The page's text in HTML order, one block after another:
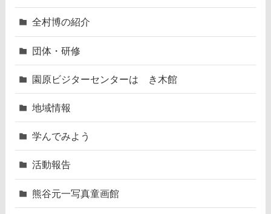
全村博の紹介
団体・研修
園原ビジターセンターはゝき木館
地域情報
学んでみよう
活動報告
熊谷元一写真童画館